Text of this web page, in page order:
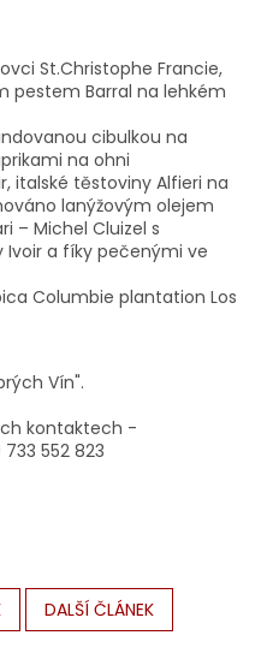
St.Christophe Francie,
pestem Barral na lehkém
cibulkou na
na ohni
italské těstoviny Alfieri na
lanýžovým olejem
– Michel Cluizel s
Ivoir a fíky pečenými ve
Columbie plantation Los
Vín".
kontaktech -
552 823
DALŠÍ ČLÁNEK